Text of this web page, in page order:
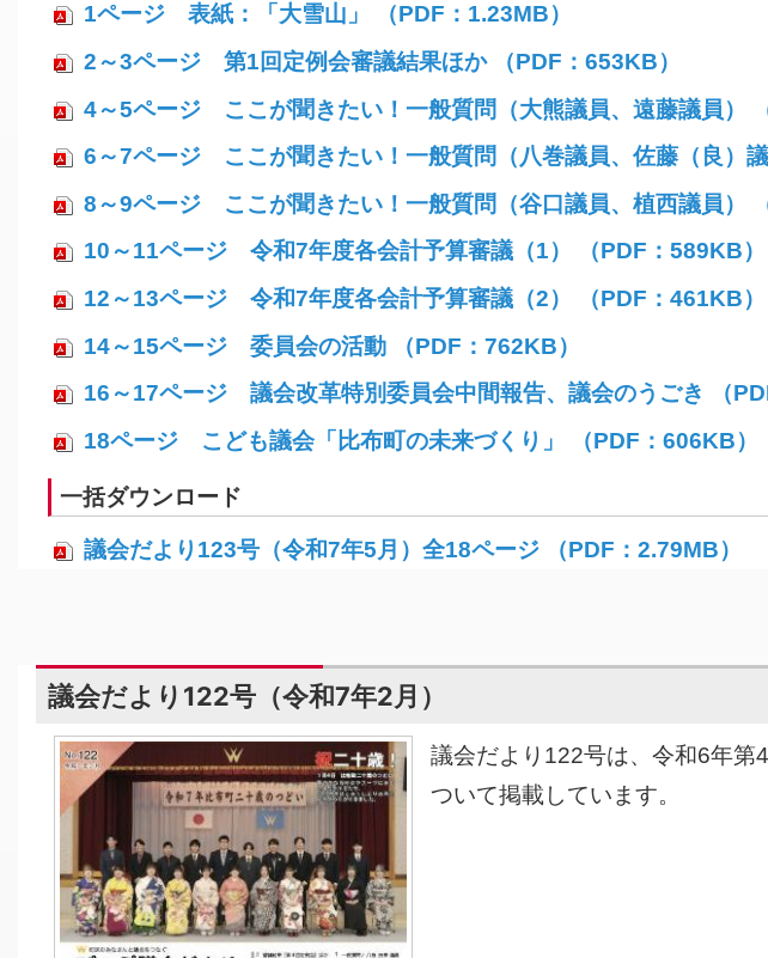
1ページ 表紙：「大雪山」 （PDF：1.23MB）
2～3ページ 第1回定例会審議結果ほか （PDF：653KB）
4～5ページ ここが聞きたい！一般質問（大熊議員、遠藤議員）
6～7ページ ここが聞きたい！一般質問（八巻議員、佐藤（良）
8～9ページ ここが聞きたい！一般質問（谷口議員、植西議員）
10～11ページ 令和7年度各会計予算審議（1） （PDF：589KB）
12～13ページ 令和7年度各会計予算審議（2） （PDF：461KB）
14～15ページ 委員会の活動 （PDF：762KB）
16～17ページ 議会改革特別委員会中間報告、議会のうごき （
18ページ こども議会「比布町の未来づくり」 （PDF：606KB）
一括ダウンロード
議会だより123号（令和7年5月）全18ページ （PDF：2.79MB）
議会だより122号（令和7年2月）
議会だより122号は、令和6年第
ついて掲載しています。